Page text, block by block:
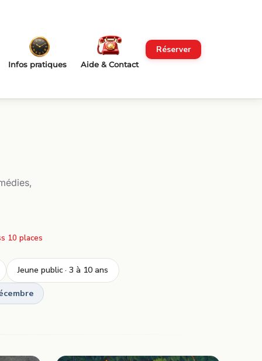
Infos pratiques Aide & Contact
Réserver
10 places
Jeune public · 3 à 10 ans